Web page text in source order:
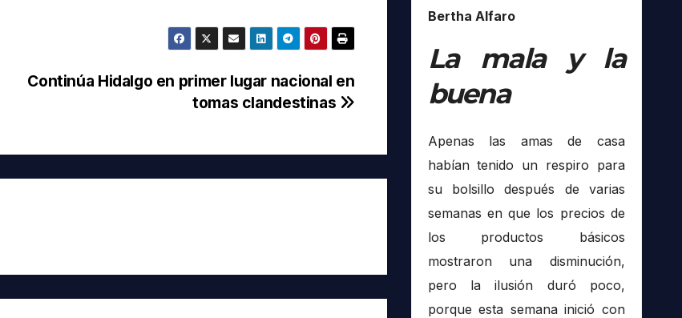
Continúa Hidalgo en primer lugar nacional en
tomas clandestinas
Bertha Alfaro
La mala y la
buena
Apenas las amas de casa
habían tenido un respiro para
su bolsillo después de varias
semanas en que los precios de
los productos básicos
mostraron una disminución,
pero la ilusión duró poco,
porque esta semana inició con